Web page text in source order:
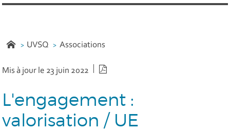
UVSQ Associations
Mis à jour le 23 juin 2022
L'engagement :
valorisation / UE